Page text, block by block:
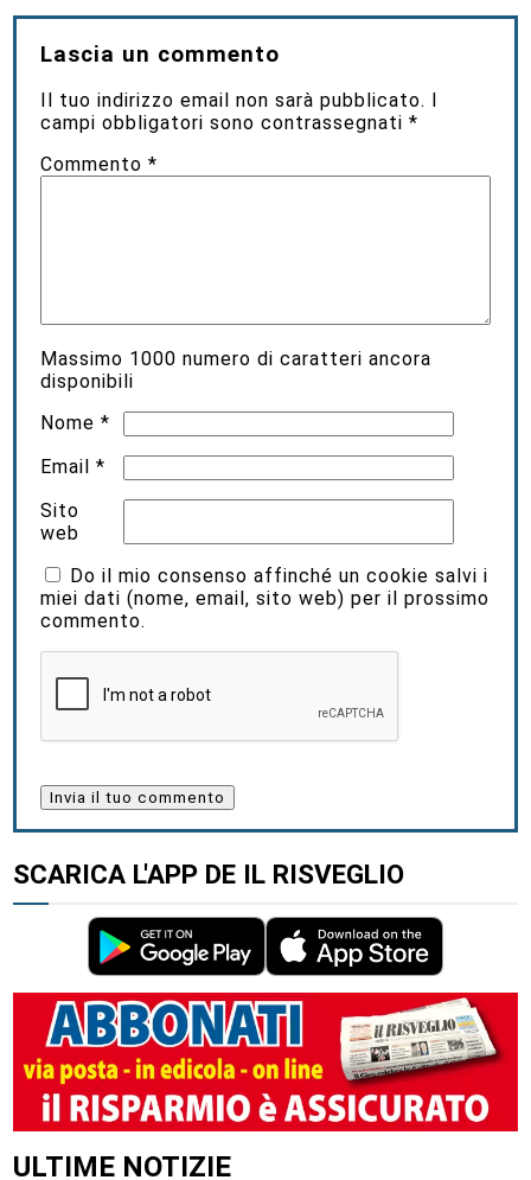
Lascia un commento
Il tuo indirizzo email non sarà pubblicato.
campi obbligatori sono contrassegnati*
Commento*
Massimo 1000 numero di caratteri ancora
disponibili
Nome*
Email*
Sito
web
Do il mio consenso affinché un cookie salvi i
miei dati (nome, email, sito web) per il prossimo
commento.
SCARICA L'APP DE IL RISVEGLIO